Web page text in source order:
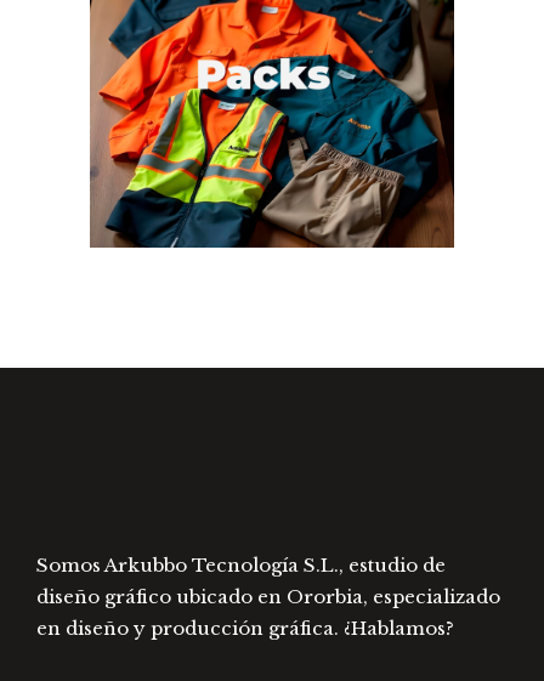
Work. Packs
Somos Arkubbo Tecnología S.L., estudio de
diseño gráfico ubicado en Ororbia, especializado
en diseño y producción gráfica. ¿Hablamos?